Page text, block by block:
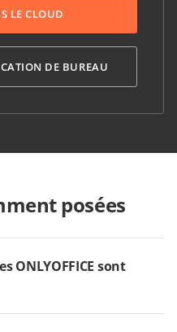
LE CLOUD
DE BUREAU
posées
ONLYOFFICE sont